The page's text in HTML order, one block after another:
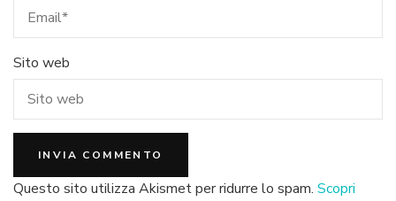
Sito web
Questo sito utilizza Akismet per ridurre lo spam. Scopri